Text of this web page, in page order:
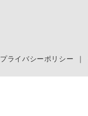
プライバシーポリシー ｜